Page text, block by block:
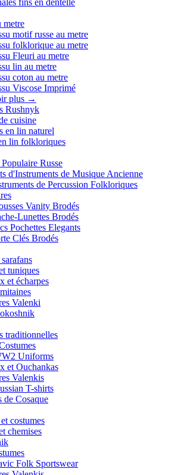
metre
motif russe au metre
folklorique au metre
Fleuri au metre
lin au metre
coton au metre
Viscose Imprimé
plus →
Rushnyk
cuisine
en lin naturel
lin folkloriques
Russe
d'Instruments de Musique Ancienne
de Percussion Folkloriques
Vanity Brodés
Lunettes Brodés
Pochettes Elegants
Clés Brodés
tuniques
et écharpes
Valenki
traditionnelles
Uniforms
et Ouchankas
Valenkis
T-shirts
de Cosaque
costumes
chemises
Folk Sportswear